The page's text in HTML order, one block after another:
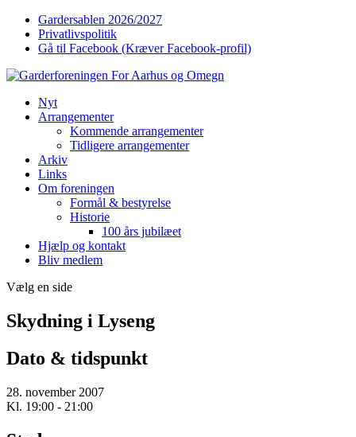
Gardersablen 2026/2027
Privatlivspolitik
Gå til Facebook (Kræver Facebook-profil)
Nyt
Arrangementer
Kommende arrangementer
Tidligere arrangementer
Arkiv
Links
Om foreningen
Formål & bestyrelse
Historie
100 års jubilæet
Hjælp og kontakt
Bliv medlem
Vælg en side
Skydning i Lyseng
Dato & tidspunkt
28. november 2007
Kl. 19:00 - 21:00